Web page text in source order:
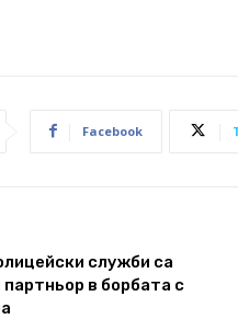
Facebook
служби са
в борбата с